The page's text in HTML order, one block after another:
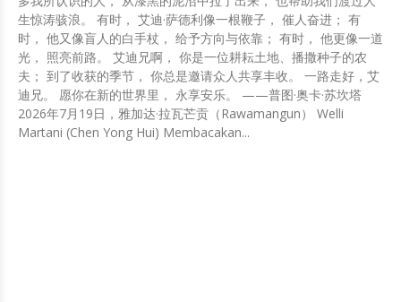
生惊涛骇浪。 有时， 艾迪·萨德利像一根鞭子， 催人奋进； 有
时， 他又像盲人的白手杖， 给予方向与依靠； 有时， 他更像一道
光， 照亮前路。 艾迪兄啊， 你是一位耕耘土地、播撒种子的农
夫； 到了收获的季节， 你总是邀请众人共享丰收。 一路走好，艾
迪兄。 愿你在新的世界里， 永享安乐。 ——普图·奥卡·苏坎塔
2026年7月19日，雅加达·拉瓦芒贡（Rawamangun） Welli
Martani (Chen Yong Hui) Membacakan...